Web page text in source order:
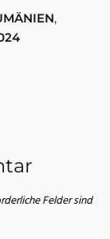
,
Felder sind